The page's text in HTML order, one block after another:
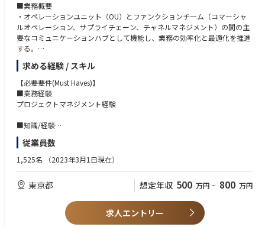
■業務概要
・オペレーションユニット（OU）とファンクションチーム（コマーシャ
ルオペレーション、サプライチェーン、チャネルマネジメント）の間の主
要なコミュニケーションハブとして機能し、業務の効率化と最適化を推進
する。
・物流業務の管理（出荷スケジュール、アロケーション計画、物流パート
ナーとの調整を含む）を行い、ビジネスの優先順位に基づいたタイムリー
な製品供給を確保する。
とともに、出荷の優先順位を設定し、関係者との明確なコミュニケーショ
・マーケティング戦略および流通計画と連携し、新製品導入や製品のフェ
ーズイン／フェーズアウトに伴う物流業務を適切に調整し、業務の混乱を
応など、日々の業務を遂行する。
求める経験 / スキル
【必要要件(Must Haves)】
■業務経験
プロジェクトマネジメント経験
■知識/経験
・MS-Word, Excel, PowerPointを活用した高度なデータ分析・レポート作
成スキル
・関係部門との円滑な調整を実現するための高いコミュニケーション能力
・複雑な業務プロセスの中でリスクを特定し、最適な解決策を導き出す分
析力
・中級以上の英語スキル（業務上のやり取りが可能なレベル）TOEIC740
・システム導入経験(SAP,Oracle等）
従業員数
1,525名 （2023年3月1日現在）
東京都 想定年収 500 万円 ~ 800 万円
求人エントリー